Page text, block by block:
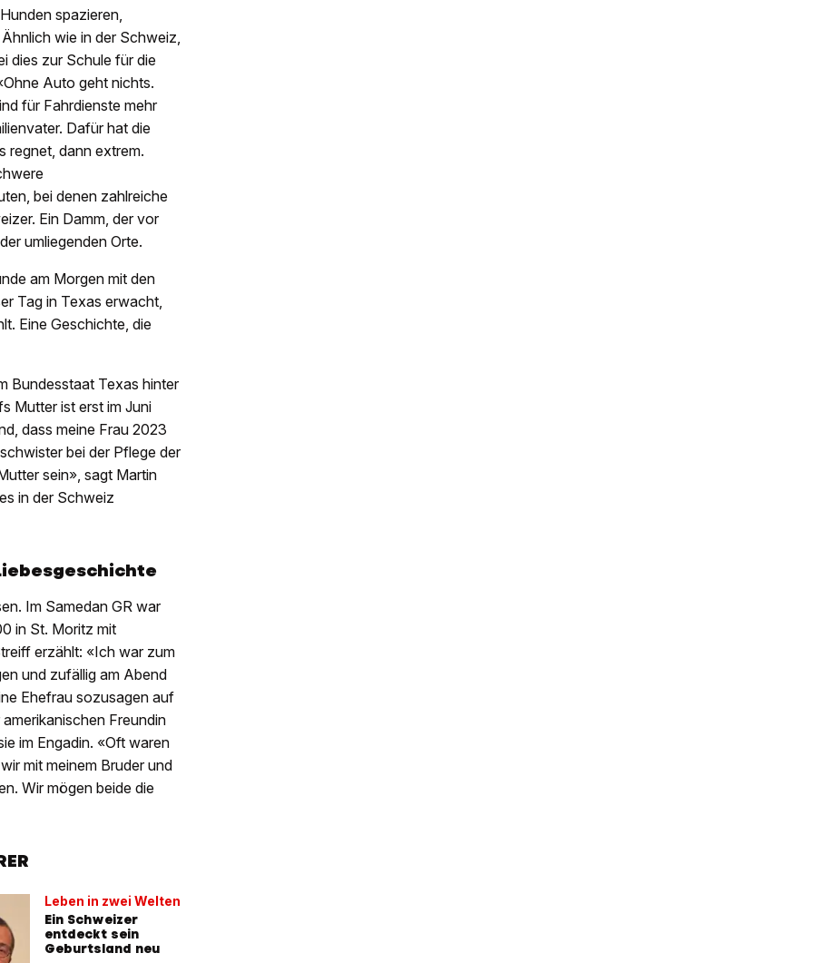
spazieren,
wie in der Schweiz,
dies zur Schule für die
Auto geht nichts.
für Fahrdienste mehr
Dafür hat die
regnet, dann extrem.
bei denen zahlreiche
Ein Damm, der vor
umliegenden Orte.
am Morgen mit den
Tag in Texas erwacht,
Eine Geschichte, die
Bundesstaat Texas hinter
Mutter ist erst im Juni
dass meine Frau 2023
bei der Pflege der
sein», sagt Martin
in der Schweiz
Im Samedan GR war
in St. Moritz mit
erzählt: «Ich war zum
und zufällig am Abend
Ehefrau sozusagen auf
Freundin
im Engadin. «Oft waren
mit meinem Bruder und
Wir mögen beide die
Leben in zwei Welten
Ein Schweizer
entdeckt sein
Geburtsland neu